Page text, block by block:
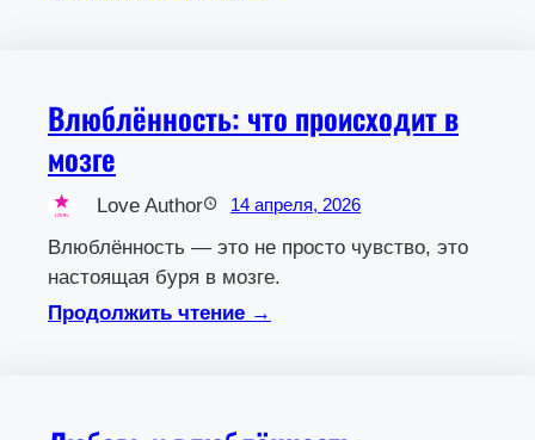
Влюблённость: что происходит в
мозге
Love Author 14 апреля, 2026
Влюблённость — это не просто чувство, это
настоящая буря в мозге.
Продолжить чтение →